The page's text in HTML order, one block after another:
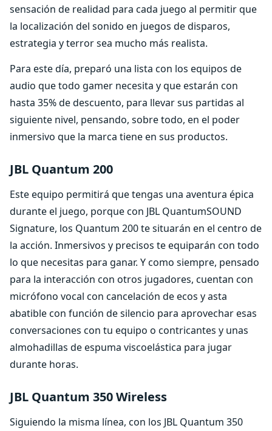
sensación de realidad para cada juego al permitir que
la localización del sonido en juegos de disparos,
estrategia y terror sea mucho más realista.
Para este día, preparó una lista con los equipos de
audio que todo gamer necesita y que estarán con
hasta 35% de descuento, para llevar sus partidas al
siguiente nivel, pensando, sobre todo, en el poder
inmersivo que la marca tiene en sus productos.
JBL Quantum 200
Este equipo permitirá que tengas una aventura épica
durante el juego, porque con JBL QuantumSOUND
Signature, los Quantum 200 te situarán en el centro de
la acción. Inmersivos y precisos te equiparán con todo
lo que necesitas para ganar. Y como siempre, pensado
para la interacción con otros jugadores, cuentan con
micrófono vocal con cancelación de ecos y asta
abatible con función de silencio para aprovechar esas
conversaciones con tu equipo o contricantes y unas
almohadillas de espuma viscoelástica para jugar
durante horas.
JBL Quantum 350 Wireless
Siguiendo la misma línea, con los JBL Quantum 350